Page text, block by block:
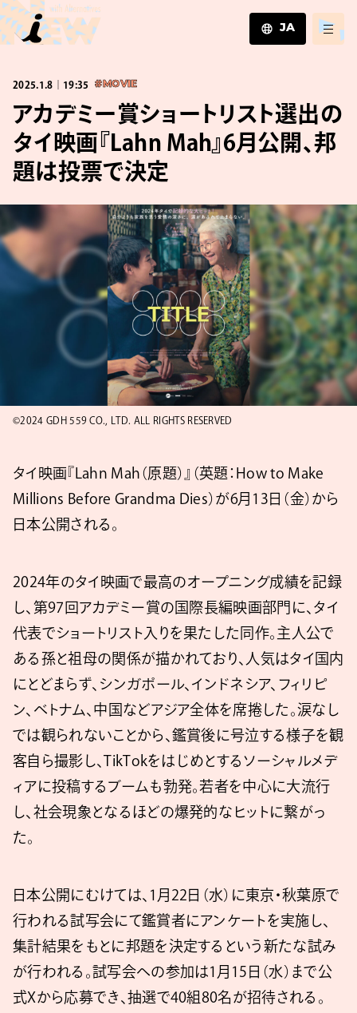
JA
ZH
2025.1.8｜19:35 #MOVIE
アカデミー賞ショートリスト選出の
タイ映画『Lahn Mah』6月公開、邦
題は投票で決定
©2024 GDH 559 CO., LTD. ALL RIGHTS RESERVED
タイ映画『Lahn Mah（原題）』（英題：How to Make
Millions Before Grandma Dies）が6月13日（金）から
日本公開される。
2024年のタイ映画で最高のオープニング成績を記録
し、第97回アカデミー賞の国際長編映画部門に、タイ
代表でショートリスト入りを果たした同作。主人公で
ある孫と祖母の関係が描かれており、人気はタイ国内
にとどまらず、シンガポール、インドネシア、フィリピ
ン、ベトナム、中国などアジア全体を席捲した。涙なし
では観られないことから、鑑賞後に号泣する様子を観
客自ら撮影し、TikTokをはじめとするソーシャルメデ
ィアに投稿するブームも勃発。若者を中心に大流行
し、社会現象となるほどの爆発的なヒットに繋がっ
た。
日本公開にむけては、1月22日（水）に東京・秋葉原で
行われる試写会にて鑑賞者にアンケートを実施し、
集計結果をもとに邦題を決定するという新たな試み
が行われる。試写会への参加は1月15日（水）まで公
式Xから応募でき、抽選で40組80名が招待される。